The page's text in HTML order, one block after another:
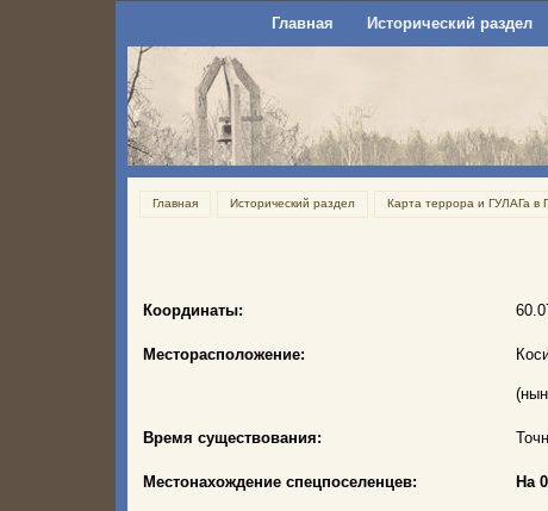
Главная Исторический раздел
Главная Исторический раздел Карта террора и ГУЛАГа в
Координаты:
Месторасположение:
Время существования:
Местонахождение спецпоселенцев: На